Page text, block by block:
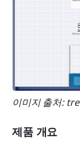
이미지 출처:
제품 개요